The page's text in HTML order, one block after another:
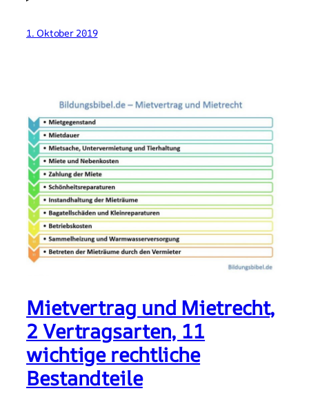
1. Oktober 2019
Mietvertrag und Mietrecht,
2 Vertragsarten, 11
wichtige rechtliche
Bestandteile